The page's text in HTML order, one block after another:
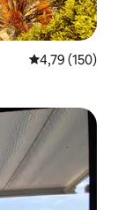
Prosječna
4,79 (150)